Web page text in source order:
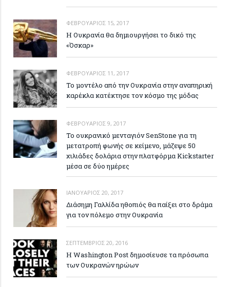
ΦΕΒΡΟΥΆΡΙΟΣ 15, 2017
Η Ουκρανία θα δημιουργήσει το δικό της
«Όσκαρ»
ΦΕΒΡΟΥΆΡΙΟΣ 11, 2017
Το μοντέλο από την Ουκρανία στην αναπηρική
καρέκλα κατέκτησε τον κόσμο της μόδας
ΦΕΒΡΟΥΆΡΙΟΣ 9, 2017
Το ουκρανικό μενταγιόν SenStone για τη
μετατροπή φωνής σε κείμενο, μάζεψε 50
χιλιάδες δολάρια στην πλατφόρμα Kickstarter
μέσα σε δύο ημέρες
ΙΑΝΟΥΆΡΙΟΣ 20, 2017
Διάσημη Γαλλίδα ηθοπιός θα παίξει στο δράμα
για τον πόλεμο στην Ουκρανία
ΣΕΠΤΈΜΒΡΙΟΣ 20, 2016
Η Washington Post δημοσίευσε τα πρόσωπα
των Ουκρανών ηρώων